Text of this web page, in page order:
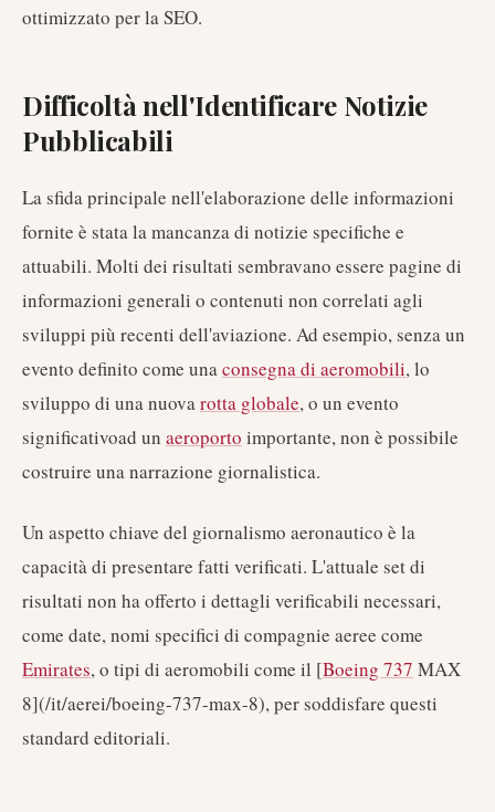
ottimizzato per la SEO.
Difficoltà nell'Identificare Notizie
Pubblicabili
La sfida principale nell'elaborazione delle informazioni
fornite è stata la mancanza di notizie specifiche e
attuabili. Molti dei risultati sembravano essere pagine di
informazioni generali o contenuti non correlati agli
sviluppi più recenti dell'aviazione. Ad esempio, senza un
evento definito come unaconsegna di aeromobili, lo
sviluppo di una nuovarotta globale, o un evento
significativoad un aeroporto importante, non è possibile
costruire una narrazione giornalistica.
Un aspetto chiave del giornalismo aeronautico è la
capacità di presentare fatti verificati. L'attuale set di
risultati non ha offerto i dettagli verificabili necessari,
come date, nomi specifici di compagnie aeree come
Emirates, o tipi di aeromobili come il [Boeing 737 MAX
8](/it/aerei/boeing-737-max-8), per soddisfare questi
standard editoriali.